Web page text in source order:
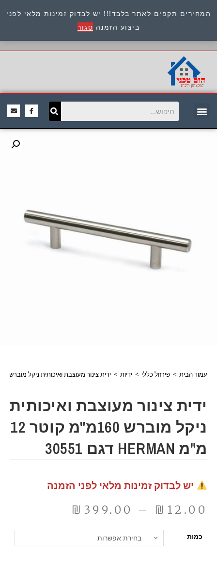
המחירים תקפים לאתר בלבד!!! יש לבדוק זמינות מלאי לפני
ביצוע הזמנה סגור
כתובת : היוזמים 9 אור יהודה שירות לקוחות 054-
8945722
עמוד הבית > פירזול כללי > ידיות > ידית צינור מעוצבת ואיכותית ניקל מוברש 160מ"מ קוטר 12 מ"מ HERMAN דגם 30551
ידית צינור מעוצבת ואיכותית
ניקל מוברש 160מ"מ קוטר 12
מ"מ HERMAN דגם 30551
יש לבדוק זמינות מלאי לפני הזמנה
₪ 12.00
–
₪ 399.00
כמות בחירת אפשרות